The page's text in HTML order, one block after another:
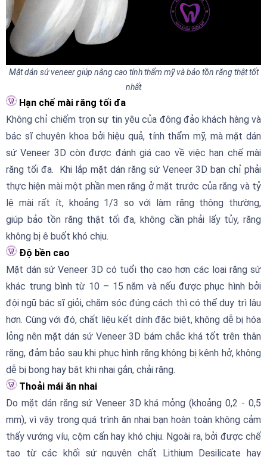
Mặt dán sứ veneer giúp nâng cao tính thẩm mỹ và bảo tồn răng thật tốt
nhất
Hạn chế mài răng tối đa
Không chỉ chiếm trọn sự tin yêu của đông đảo khách hàng và
bác sĩ chuyên khoa bởi hiệu quả, tính thẩm mỹ, mà mặt dán
sứ Veneer 3D còn được đánh giá cao về việc hạn chế mài
răng tối đa. Khi lắp mặt dán răng sứ Veneer 3D bạn chỉ phải
thực hiện mài một phần men răng ở mặt trước của răng và tỷ
lệ mài rất ít, khoảng 1/3 so với làm răng thông thường,
giúp bảo tồn răng thật tối đa, không cần phải lấy tủy, răng
không bị ê buốt khó chịu.
Độ bền cao
Mặt dán sứ Veneer 3D có tuổi thọ cao hơn các loại răng sứ
khác trung bình từ 10 – 15 năm và nếu được phục hình bởi
đội ngũ bác sĩ giỏi, chăm sóc đúng cách thì có thể duy trì lâu
hơn. Cùng với đó, chất liệu kết dính đặc biệt, không dễ bị hóa
lỏng nên mặt dán sứ Veneer 3D bám chắc khá tốt trên thân
răng, đảm bảo sau khi phục hình răng không bị kênh hở, không
dễ bị bong hay bật khi nhai gắn, chải răng.
Thoải mái ăn nhai
Do mặt dán răng sứ Veneer 3D khá mỏng (khoảng 0,2 - 0,5
mm), vì vậy trong quá trình ăn nhai bạn hoàn toàn không cảm
thấy vướng víu, cộm cấn hay khó chịu. Ngoài ra, bởi được chế
tạo từ các khối sứ nguyên chất Lithium Desilicate hay